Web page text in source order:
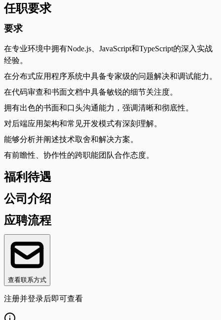
任职要求
要求
在专业环境中拥有Node.js、JavaScript和TypeScript的深入实战
经验。
在分布式应用程序系统中具备专家级的问题解决和调试能力。
在代码审查和书面文档中具备敏锐的细节关注度。
拥有出色的书面和口头沟通能力，强调清晰和彻底性。
对后端应用架构和常见开发模式有深刻理解。
能够分析并阐述技术取舍和解决方案。
有前瞻性、协作性的跨职能团队合作态度。
福利待遇
公司介绍
应聘流程
查看联系方式
注册并登录后即可查看